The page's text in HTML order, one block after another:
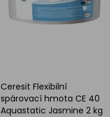
Ceresit Flexibilní
spárovací hmota CE 40
Aquastatic Jasmine 2 kg